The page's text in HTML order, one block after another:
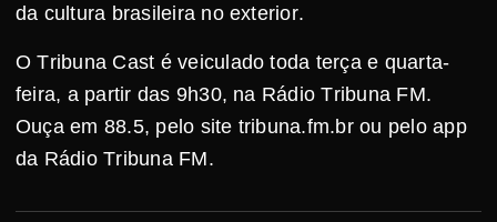
da cultura brasileira no exterior.
O Tribuna Cast é veiculado toda terça e quarta-
feira, a partir das 9h30, na Rádio Tribuna FM.
Ouça em 88.5, pelo site tribuna.fm.br ou pelo app
da Rádio Tribuna FM.